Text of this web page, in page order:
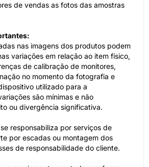
de vendas as fotos das amostras
nas imagens dos produtos podem
variações em relação ao item físico,
de calibração de monitores,
no momento da fotografia e
utilizado para a
são mínimas e não
ou divergência significativa.
responsabiliza por serviços de
por escadas ou montagem dos
de responsabilidade do cliente.